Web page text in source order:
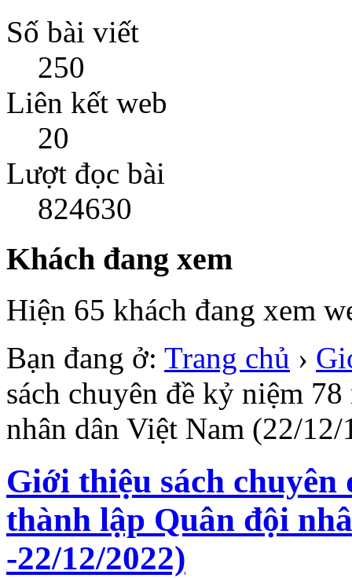
Số bài viết
250
Liên kết web
20
Lượt đọc bài
824630
Khách đang xem
Hiện 65 khách đang xem
Bạn đang ở: Trang chủ ›
sách chuyên đề kỷ niệm
nhân dân Việt Nam (22/
Giới thiệu sách chuyên
thành lập Quân đội
-22/12/2022)